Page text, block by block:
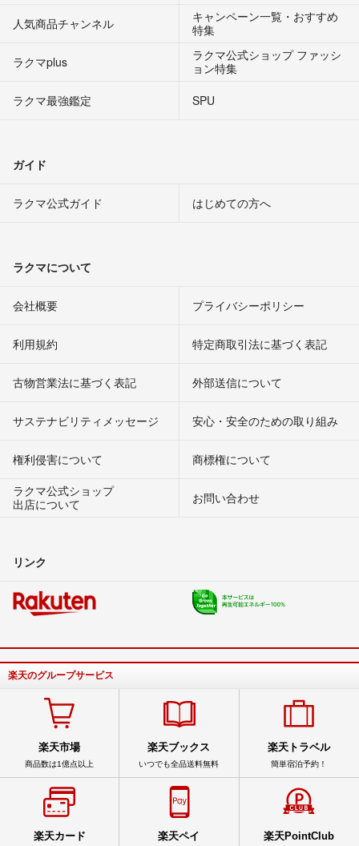
人気商品チャンネル
キャンペーン一覧・おすすめ
特集
ラクマplus
ラクマ公式ショップ ファッシ
ョン特集
ラクマ最強鑑定
SPU
ガイド
ラクマ公式ガイド はじめての方へ
ラクマについて
会社概要 プライバシーポリシー
利用規約 特定商取引法に基づく表記
古物営業法に基づく表記 外部送信について
サステナビリティメッセージ 安心・安全のための取り組み
権利侵害について
商標権について
ラクマ公式ショップ
出店について
お問い合わせ
リンク
楽天のグループサービス
楽天市場
商品数は1億点以上
楽天ブックス
いつでも全品送料無料
楽天トラベル
簡単宿泊予約！
楽天カード 楽天ペイ 楽天PointClub